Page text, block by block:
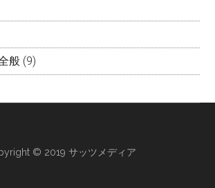
般 (9)
© 2019 サッツメディア